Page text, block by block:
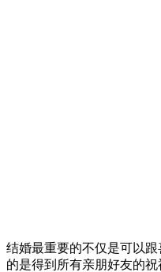
结婚最重要的不仅是可以
的是得到所有亲朋好友的祝